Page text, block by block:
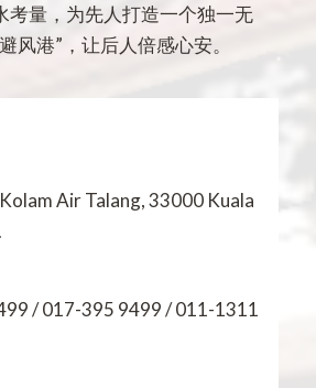
考量，为先人打造一个独一无
风港”，让后人倍感心安。
Air Talang, 33000 Kuala
/ 017-395 9499 / 011-1311